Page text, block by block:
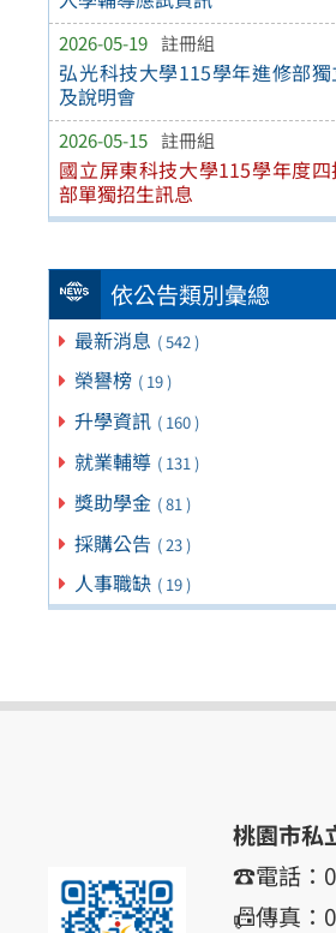
2026-05-19 註冊組
弘光科技大學115學年進修部
及說明會
2026-05-15 註冊組
國立屏東科技大學115學年度
部單獨招生訊息
依公告類別彙總
最新消息 ( 542 )
榮譽榜 ( 19 )
升學資訊 ( 160 )
就業輔導 ( 131 )
獎助學金 ( 81 )
採購公告 ( 23 )
人事職缺 ( 19 )
桃園市私
☎️電話：
📠傳真：